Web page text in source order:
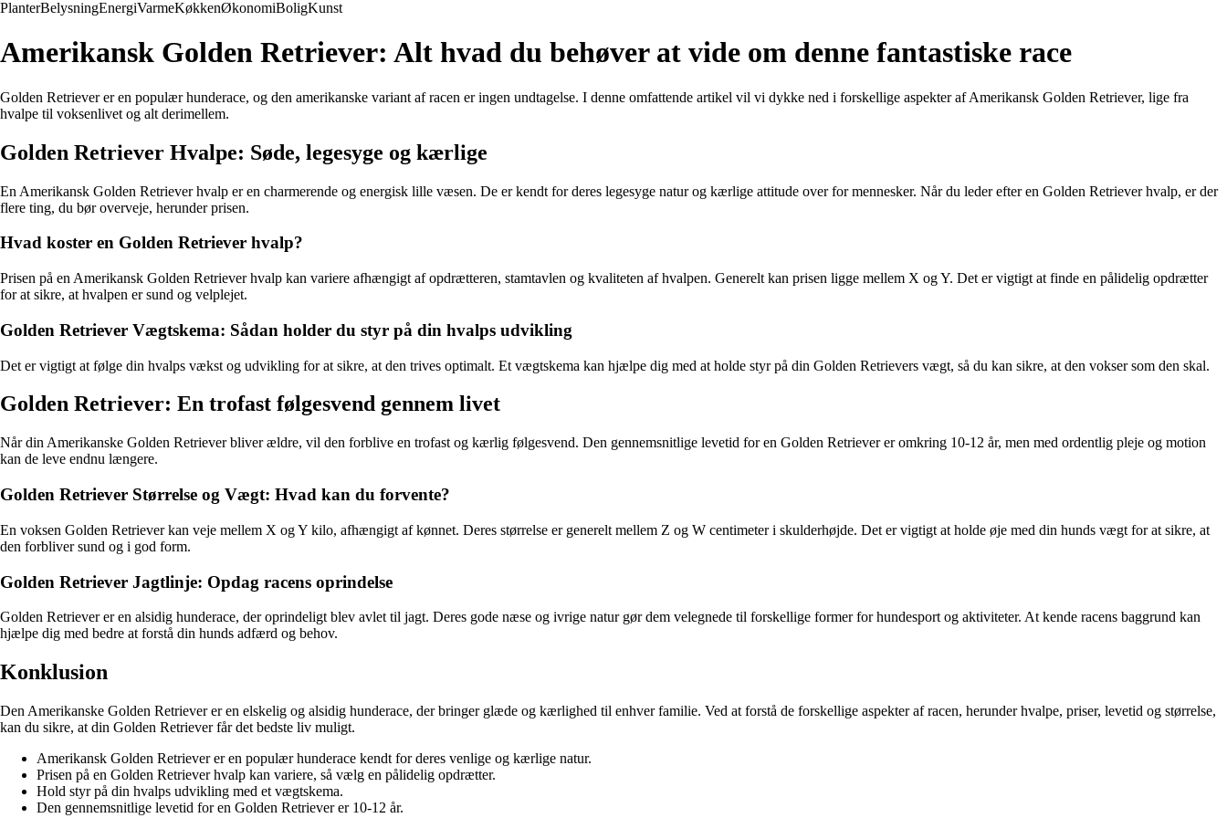
PlanterBelysningEnergiVarmeKøkkenØkonomiBoligKunst
Amerikansk Golden Retriever: Alt hvad du behøver at vide om denne fantastiske race
Golden Retriever er en populær hunderace, og den amerikanske variant af racen er ingen undtagelse. I denne omfattende artikel vil vi dykke ned i forskellige aspekter af Amerikansk Golden Retriever, lige fra
hvalpe til voksenlivet og alt derimellem.
Golden Retriever Hvalpe: Søde, legesyge og kærlige
En Amerikansk Golden Retriever hvalp er en charmerende og energisk lille væsen. De er kendt for deres legesyge natur og kærlige attitude over for mennesker. Når du leder efter en Golden Retriever hvalp, er der
flere ting, du bør overveje, herunder prisen.
Hvad koster en Golden Retriever hvalp?
Prisen på en Amerikansk Golden Retriever hvalp kan variere afhængigt af opdrætteren, stamtavlen og kvaliteten af hvalpen. Generelt kan prisen ligge mellem X og Y. Det er vigtigt at finde en pålidelig opdrætter
for at sikre, at hvalpen er sund og velplejet.
Golden Retriever Vægtskema: Sådan holder du styr på din hvalps udvikling
Det er vigtigt at følge din hvalps vækst og udvikling for at sikre, at den trives optimalt. Et vægtskema kan hjælpe dig med at holde styr på din Golden Retrievers vægt, så du kan sikre, at den vokser som den skal.
Golden Retriever: En trofast følgesvend gennem livet
Når din Amerikanske Golden Retriever bliver ældre, vil den forblive en trofast og kærlig følgesvend. Den gennemsnitlige levetid for en Golden Retriever er omkring 10-12 år, men med ordentlig pleje og motion
kan de leve endnu længere.
Golden Retriever Størrelse og Vægt: Hvad kan du forvente?
En voksen Golden Retriever kan veje mellem X og Y kilo, afhængigt af kønnet. Deres størrelse er generelt mellem Z og W centimeter i skulderhøjde. Det er vigtigt at holde øje med din hunds vægt for at sikre, at
den forbliver sund og i god form.
Golden Retriever Jagtlinje: Opdag racens oprindelse
Golden Retriever er en alsidig hunderace, der oprindeligt blev avlet til jagt. Deres gode næse og ivrige natur gør dem velegnede til forskellige former for hundesport og aktiviteter. At kende racens baggrund kan
hjælpe dig med bedre at forstå din hunds adfærd og behov.
Konklusion
Den Amerikanske Golden Retriever er en elskelig og alsidig hunderace, der bringer glæde og kærlighed til enhver familie. Ved at forstå de forskellige aspekter af racen, herunder hvalpe, priser, levetid og størrelse,
kan du sikre, at din Golden Retriever får det bedste liv muligt.
Amerikansk Golden Retriever er en populær hunderace kendt for deres venlige og kærlige natur.
Prisen på en Golden Retriever hvalp kan variere, så vælg en pålidelig opdrætter.
Hold styr på din hvalps udvikling med et vægtskema.
Den gennemsnitlige levetid for en Golden Retriever er 10-12 år.